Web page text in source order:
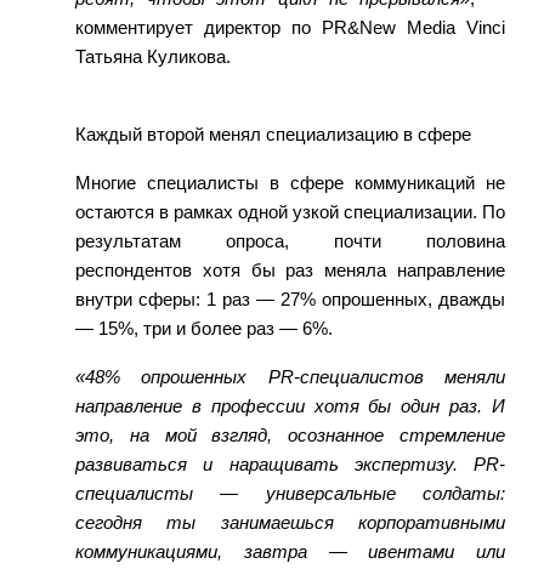
комментирует директор по PR&New Media Vinci
Татьяна Куликова.
Каждый второй менял специализацию в сфере
Многие специалисты в сфере коммуникаций не
остаются в рамках одной узкой специализации. По
результатам опроса, почти половина
респондентов хотя бы раз меняла направление
внутри сферы: 1 раз — 27% опрошенных, дважды
— 15%, три и более раз — 6%.
«48% опрошенных PR-специалистов меняли
направление в профессии хотя бы один раз. И
это, на мой взгляд, осознанное стремление
развиваться и наращивать экспертизу. PR-
специалисты — универсальные солдаты:
сегодня ты занимаешься корпоративными
коммуникациями, завтра —ивентами или